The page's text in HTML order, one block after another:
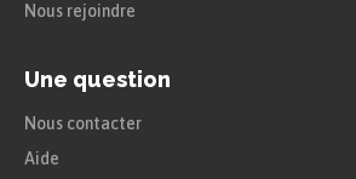
Nous rejoindre
Une question
Nous contacter
Aide